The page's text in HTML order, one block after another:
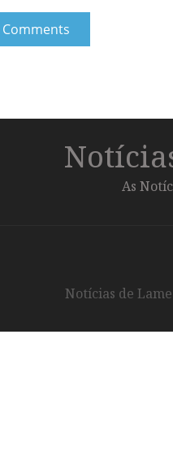
As
Notícias de